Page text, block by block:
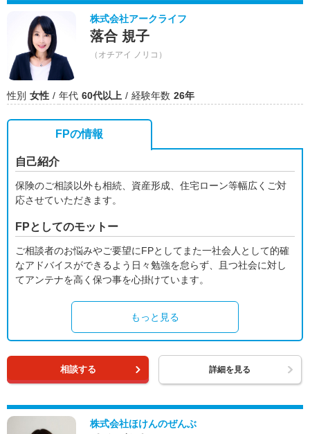
株式会社アークライフ
落合 規子
（オチアイ ノリコ）
性別 女性 年代 60代以上 経験年数 26年
FPの情報
自己紹介
保険のご相談以外も相続、資産形成、住宅ローン等幅広くご対
応させていただきます。
FPとしてのモットー
ご相談者のお悩みやご要望にFPとしてまた一社会人として的確
なアドバイスができるよう日々勉強を怠らず、且つ社会に対し
てアンテナを高く保つ事を心掛けています。
もっと見る
相談する 詳細を見る
株式会社ほけんのぜんぶ